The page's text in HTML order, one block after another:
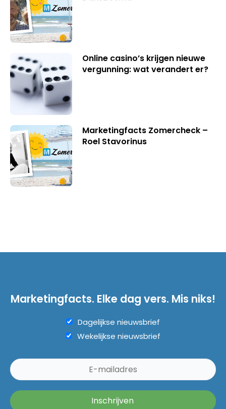
Online casino’s krijgen nieuwe
vergunning: wat verandert er?
Marketingfacts Zomercheck –
Roel Stavorinus
Marketingfacts. Elke dag vers. Mis niks!
Dagelijkse nieuwsbrief
Wekelijkse nieuwsbrief